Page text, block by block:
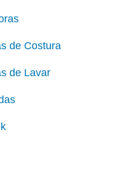
de Costura
de Lavar